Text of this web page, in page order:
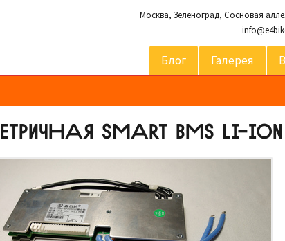
Москва, Зеленоград, Сосновая
Блог Галерея
SMART BMS LI-